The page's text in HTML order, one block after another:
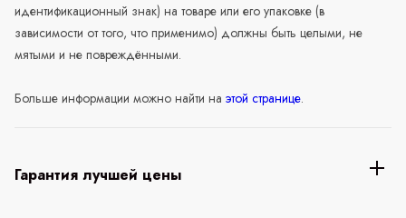
идентификационный знак) на товаре или его упаковке (в
зависимости от того, что применимо) должны быть целыми, не
мятыми и не повреждёнными.
Больше информации можно найти на этой странице.
Гарантия лучшей цены